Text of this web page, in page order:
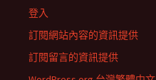
登入
訂閱網站內容的資訊提供
訂閱留言的資訊提供